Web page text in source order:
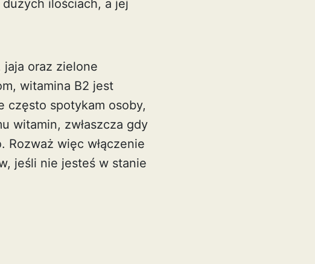
ilościach, a jej
jaja oraz zielone
witamina B2 jest
często spotykam osoby,
witamin, zwłaszcza gdy
więc włączenie
jeśli nie jesteś w stanie